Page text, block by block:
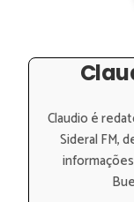
Claudio é
Sideral FM,